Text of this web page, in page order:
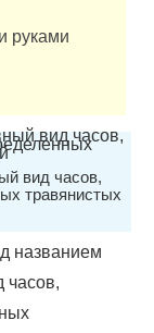
руками
вид часов,
травянистых
названием
часов,